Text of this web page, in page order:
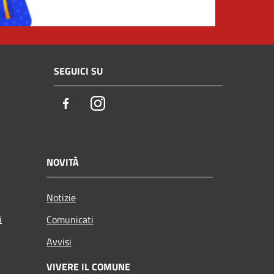
SEGUICI SU
FacebookInstagram
NOVITÀ
Notizie
Comunicati
Avvisi
VIVERE IL COMUNE